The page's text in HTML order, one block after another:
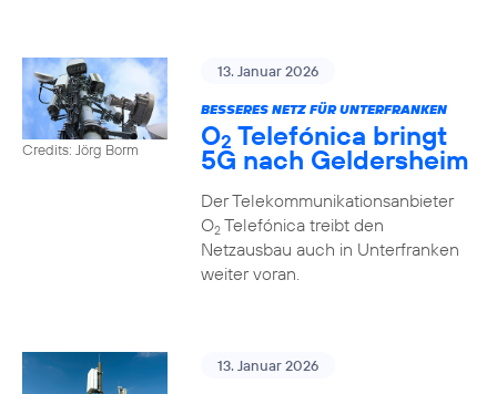
Credits: Jörg Borm
13. Januar 2026
BESSERES NETZ FÜR UNTERFRANKEN
O2 Telefónica bringt
5G nach Geldersheim
Der Telekommunikationsanbieter
O2Telefónica treibt den
Netzausbau auch in Unterfranken
weiter voran.
13. Januar 2026